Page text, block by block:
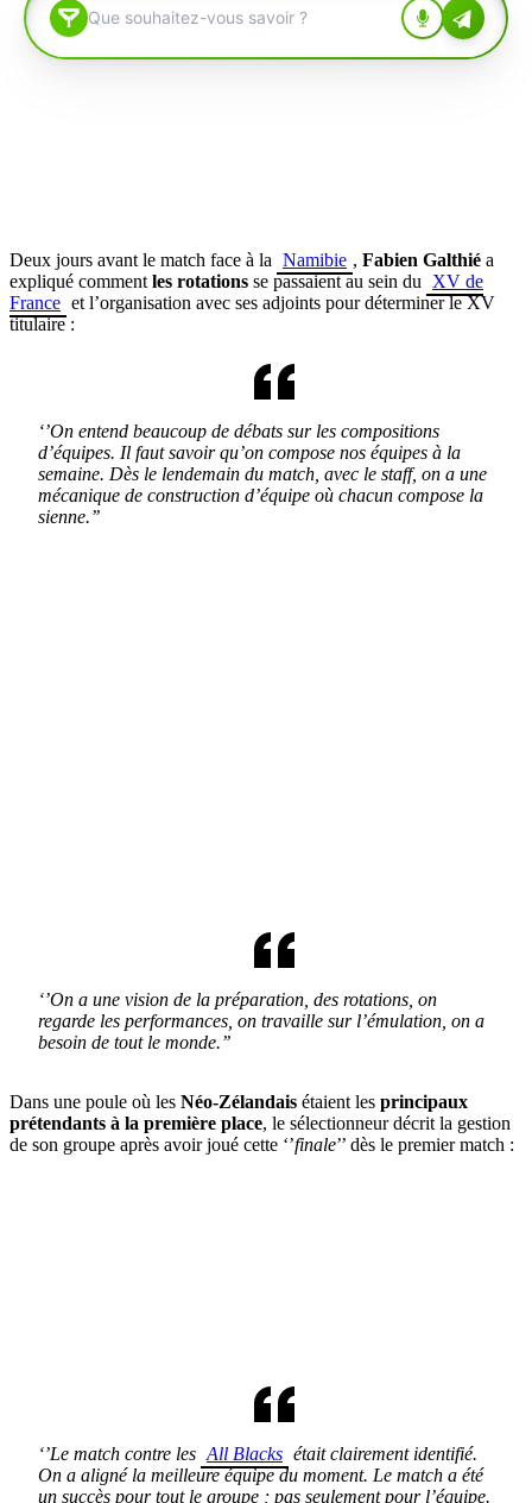
Deux jours avant le match face à la Namibie , Fabien Galthié a
expliqué comment les rotations se passaient au sein du
XV de
France et l’organisation avec ses adjoints pour déterminer le XV
titulaire :
‘’On entend beaucoup de débats sur les compositions
d’équipes. Il faut savoir qu’on compose nos équipes à la
semaine. Dès le lendemain du match, avec le staff, on a une
mécanique de construction d’équipe où chacun compose la
sienne.’’
‘’On a une vision de la préparation, des rotations, on
regarde les performances, on travaille sur l’émulation, on a
besoin de tout le monde.’’
Dans une poule où les Néo-Zélandais étaient les principaux
prétendants à la première place, le sélectionneur décrit la gestion
de son groupe après avoir joué cette ‘’finale’’ dès le premier match :
‘’Le match contre les All Blacks était clairement identifié.
On a aligné la meilleure équipe du moment. Le match a été
un succès pour tout le groupe ; pas seulement pour l’équipe.